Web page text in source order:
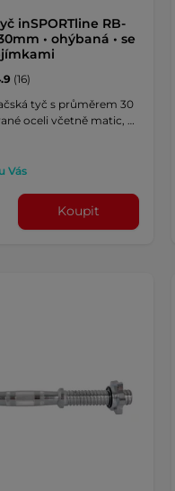
inSPORTline RB-
• ohýbaná • se
(16)
tyč s průměrem 30
oceli včetně matic, …
Vás
Koupit